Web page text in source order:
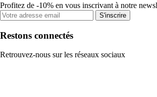
Profitez de -10% en vous inscrivant à notre
S'inscrire
Restons connectés
Retrouvez-nous sur les réseaux sociaux